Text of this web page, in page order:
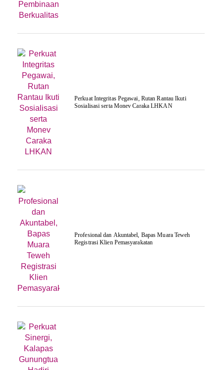
Perkuat Integritas Pegawai, Rutan Rantau Ikuti
Sosialisasi serta Monev Caraka LHKAN
‎Profesional dan Akuntabel, Bapas Muara Teweh
Registrasi Klien Pemasyarakatan